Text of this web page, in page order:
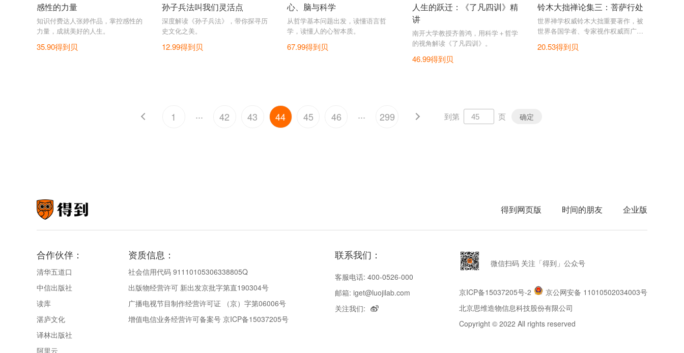
感性的力量
知识付费达人张婷作品，掌控感性的
力量，成就美好的人生。
35.90得到贝
孙子兵法叫我们灵活点
深度解读《孙子兵法》，带你探寻历
史文化之美。
12.99得到贝
心、脑与科学
从哲学基本问题出发，读懂语言哲
学，读懂人的心智本质。
67.99得到贝
人生的跃迁：《了凡四训》精
讲
南开大学教授齐善鸿，用科学＋哲学
的视角解读《了凡四训》。
46.99得到贝
铃木大拙禅论集三：菩萨行处
世界禅学权威铃木大拙重要著作，被
世界各国学者、专家视作权威而广泛
20.53得到贝
1 ... 42 43 44 45 46 ... 299 到第 页 确定
得到网页版 时间的朋友 企业版
合作伙伴：
清华五道口
中信出版社
读库
湛庐文化
译林出版社
阿里云
资质信息：
社会信用代码 91110105306338805Q
出版物经营许可 新出发京批字第直190304号
广播电视节目制作经营许可证 （京）字第06006号
增值电信业务经营许可备案号 京ICP备15037205号
联系我们：
客服电话: 400-0526-000
邮箱: iget@luojilab.com
关注我们:
微信扫码 关注「得到」公众号
京ICP备15037205号-2
京公网安备 11010502034003号
北京思维造物信息科技股份有限公司
Copyright © 2022 All rights reserved